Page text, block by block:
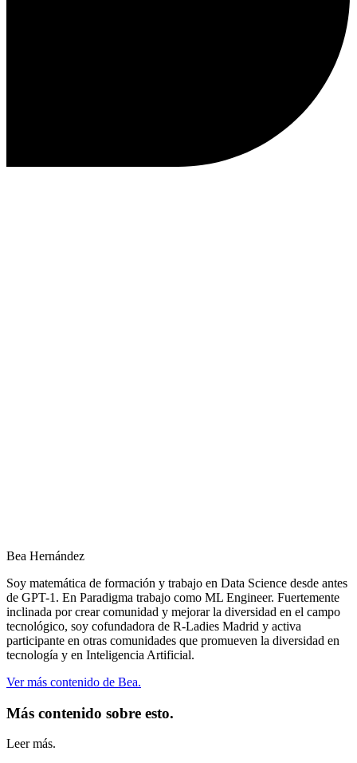
Bea Hernández
Soy matemática de formación y trabajo en Data Science desde antes
de GPT-1. En Paradigma trabajo como ML Engineer. Fuertemente
inclinada por crear comunidad y mejorar la diversidad en el campo
tecnológico, soy cofundadora de R-Ladies Madrid y activa
participante en otras comunidades que promueven la diversidad en
tecnología y en Inteligencia Artificial.
Ver más contenido de Bea.
Más contenido sobre esto.
Leer más.